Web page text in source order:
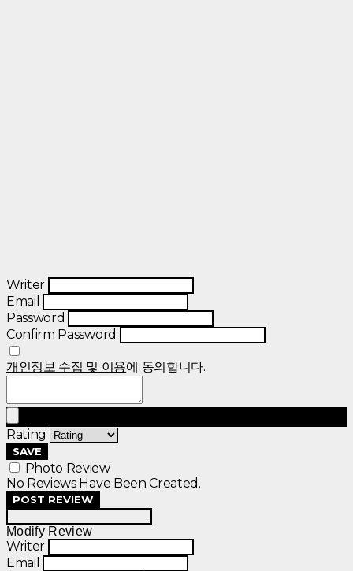
Writer
Email
Password
Confirm Password
개인정보 수집 및 이용에 동의합니다.
Rating
SAVE
Photo Review
No Reviews Have Been Created.
POST REVIEW
Modify Review
Writer
Email